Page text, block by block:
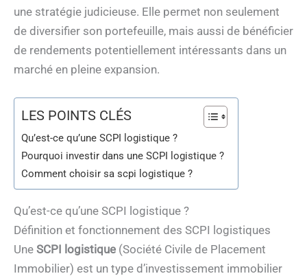
une stratégie judicieuse. Elle permet non seulement
de diversifier son portefeuille, mais aussi de bénéficier
de rendements potentiellement intéressants dans un
marché en pleine expansion.
LES POINTS CLÉS
Qu’est-ce qu’une SCPI logistique ?
Pourquoi investir dans une SCPI logistique ?
Comment choisir sa scpi logistique ?
Qu’est-ce qu’une SCPI logistique ?
Définition et fonctionnement des SCPI logistiques
Une SCPI logistique (Société Civile de Placement
Immobilier) est un type d’investissement immobilier